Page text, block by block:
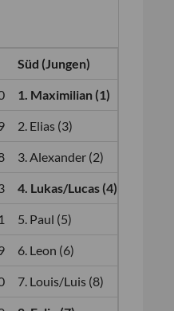
Süd (Jungen)
1. Maximilian (1)
2. Elias (3)
3. Alexander (2)
4. Lukas/Lucas (4)
5. Paul (5)
6. Leon (6)
7. Louis/Luis (8)